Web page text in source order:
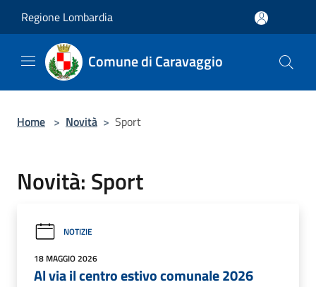
Regione Lombardia
Comune di Caravaggio
Home > Novità > Sport
Novità: Sport
NOTIZIE
18 MAGGIO 2026
Al via il centro estivo comunale 2026